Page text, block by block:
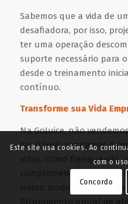
Sabemos que a vida de
desafiadora, por isso,
ter uma operação
suporte necessário para
desde o treinamento
contínuo.
Transforme sua Vida
Na GoJuice, não
saudáveis, vendemos a
vidas. Como franqueado,
comprometida com o
nosso modelo de
Este site usa cookies. Ao
com o
Concordo